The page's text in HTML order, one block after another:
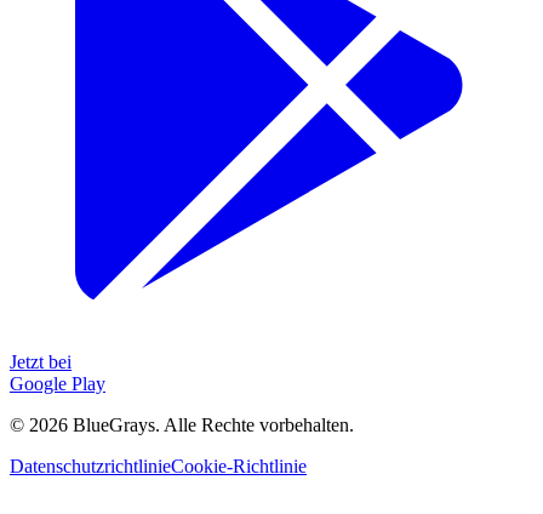
Jetzt bei
Google Play
© 2026 BlueGrays. Alle Rechte vorbehalten.
DatenschutzrichtlinieCookie-Richtlinie